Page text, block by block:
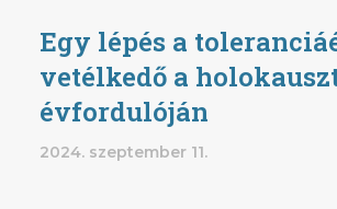
Egy lépés a
vetélkedő a
évfordulóján
2024. szeptember 11.